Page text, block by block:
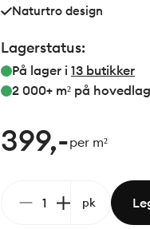
Naturtro design
Lagerstatus:
På lager i 13 butikker
2 000+ m² på
399,-per m²
pk